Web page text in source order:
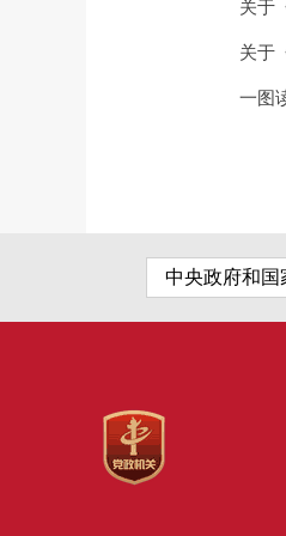
关于
关于
一图